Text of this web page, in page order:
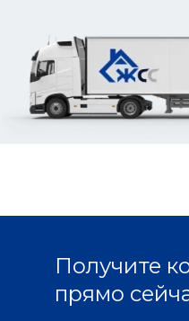
Получите
прямо